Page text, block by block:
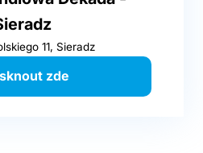
11, Sieradz
zde